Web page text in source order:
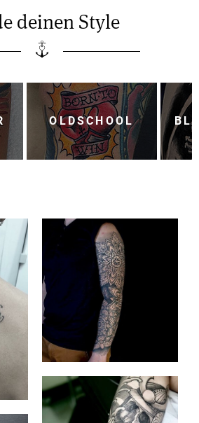
deinen Style
OLDSCHOOL
STINGNSTYLE
UG (I.G.)